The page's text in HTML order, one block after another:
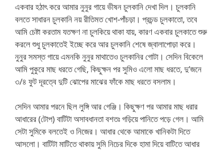
একবার হঠাৎ করে আমার নুনুর গায়ে ভীষন চুলকানি দেখা দিল। চুলকানি
বলতে সাধারন চুলকানি নয় রীতিমত খোশ-পাঁচড়া। প্রচন্ড চুলকাতো, তবে
আমি চেষ্টা করতাম যতক্ষণ না চুলকিয়ে থাকা যায়, কারণ একবার চুলকাতে শুরু
করলে শুধু চুলকাতেই ইচ্ছে করে আর চুলকানি শেষে জ্বালাপোড়া করে।
নুনুর সমস্ত গায়ে এমনকি নুনুর মাথাতেও চুলকানির গোটা। সেদিন বিকেলে
আমি পুকুরে মাছ ধরতে গেছি, কিছুক্ষন পর সুমিও এলো মাছ ধরতে, দু’জনে
৩/৪ ফুট দূরত্বে দুটি ঝোপের মাঝের ফাঁকে মাছ ধরতে বসলাম।
সেদিন আমার পরনে ছিল লুঙ্গি আর গেঞ্জি। কিছুক্ষণ পর আমার মাছ ধরার
আধারের (টোপ) বাটিটা অসাবধানতা বশতঃ গড়িয়ে পানিতে পড়ে গেল। আমি
সেটা সুমিকে বলতেই ও নিজের। আধার থেকে আমাকে খানিকটা দিতে
আসলো। বাটিটা মাটিতে থাকায় সুমি নিচের দিকে হামা দিয়ে বাটিতে আধার